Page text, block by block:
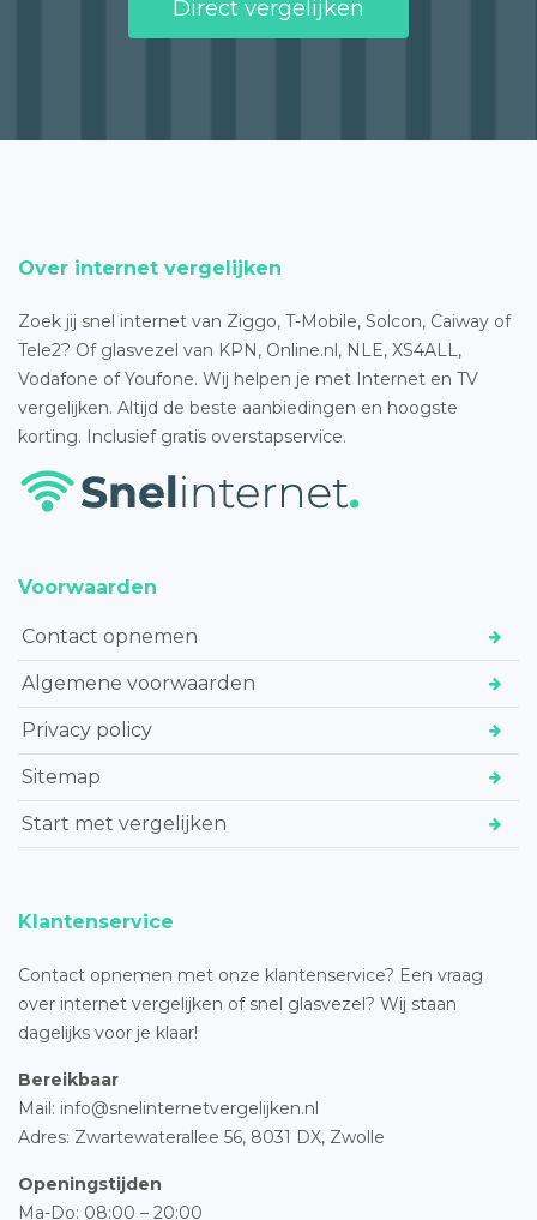
Direct vergelijken
Over internet vergelijken
Zoek jij snel internet van Ziggo, T-Mobile, Solcon, Caiway of
Tele2? Of glasvezel van KPN, Online.nl, NLE, XS4ALL,
Vodafone of Youfone. Wij helpen je met Internet en TV
vergelijken. Altijd de beste aanbiedingen en hoogste
korting. Inclusief gratis overstapservice.
Voorwaarden
Contact opnemen
Algemene voorwaarden
Privacy policy
Sitemap
Start met vergelijken
Klantenservice
Contact opnemen met onze klantenservice? Een vraag
over internet vergelijken of snel glasvezel? Wij staan
dagelijks voor je klaar!
Bereikbaar
Mail: info@snelinternetvergelijken.nl
Adres: Zwartewaterallee 56, 8031 DX, Zwolle
Openingstijden
Ma-Do: 08:00 – 20:00